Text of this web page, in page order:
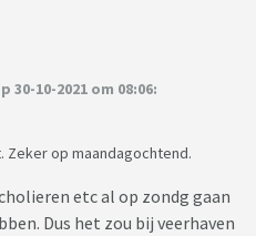
10-2021 om 08:06:
Zeker op maandagochtend.
etc al op zondg gaan
Dus het zou bij veerhaven